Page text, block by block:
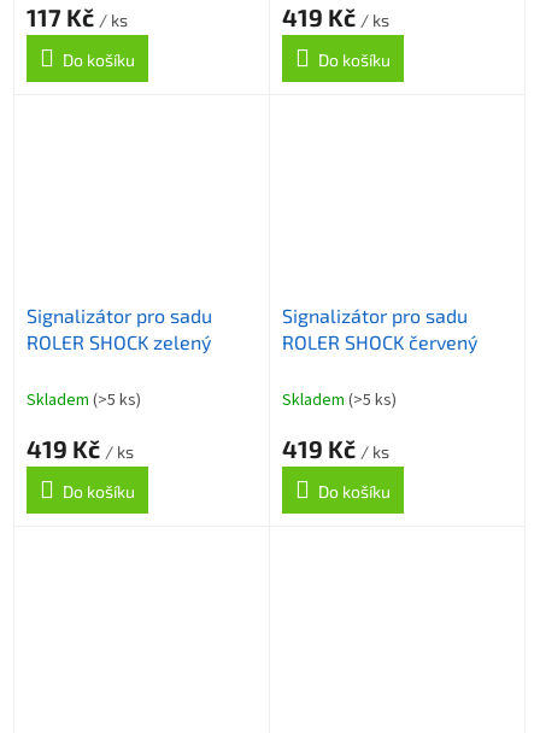
117 Kč / ks
Do košíku
419 Kč / ks
Do košíku
Signalizátor pro sadu
ROLER SHOCK zelený
Skladem (>5 ks)
419 Kč / ks
Do košíku
Signalizátor pro sadu
ROLER SHOCK červený
Skladem (>5 ks)
419 Kč / ks
Do košíku